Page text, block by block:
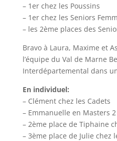
– 1er chez les Poussins
– 1er chez les Seniors
– les 2ème places des
Bravo à Laura, Maxime et
l’équipe du Val de Marne
Interdépartemental dans
En individuel:
– Clément chez les Cadets
– Emmanuelle en Masters 2
– 2ème place de Tiphaine
– 3ème place de Julie chez